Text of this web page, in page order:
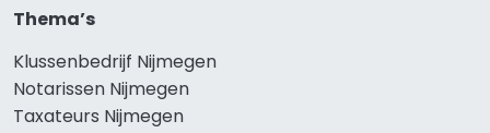
Thema’s
Klussenbedrijf Nijmegen
Notarissen Nijmegen
Taxateurs Nijmegen